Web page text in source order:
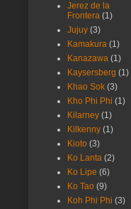
Jerez de la
Frontera (1)
Jujuy (3)
Kamakura (1)
Kanazawa (1)
Kaysersberg (1)
Khao Sok (3)
Kho Phi Phi (1)
Kilarney (1)
Kilkenny (1)
Kioto (3)
Ko Lanta (2)
Ko Lipe (6)
Ko Tao (9)
Koh Phi Phi (3)